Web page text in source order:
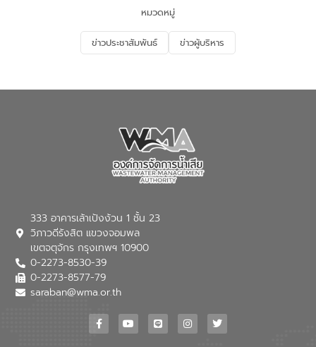
ด้านน้ำของประเทศ และเตรียมความพร้อม
รองรับการเติบโตของเมือง รวมถึงการ
ลงทุนในอุตสาหกรรมแห่งอนาคต ตลอดจน
มุ่งตอบโจทย์ความท้าทายจากวิกฤตการ
ในครั้งนี้เป็นการดึงจุดแข็งและความ
(อจน.) มาผสานกับประสบการณ์และ
เทคโนโลยีโครงข่ายน้ำครบวงจรในพื้นที่ EEC
ของอีสท์ วอเตอร์ เพื่อร่วมกันศึกษา
เทคโนโลยีการปรับปรุงคุณภาพน้ำ (Water
Reuse) และพัฒนารูปแบบการดำเนินงาน
ใช้น้ำที่พุ่งสูงขึ้นจากการขยายตัวของ
การองค์การจัดการน้ำเสีย กล่าวถึงภารกิจ
เพื่อสนับสนุนการพัฒนาเมืองอย่างยั่งยืน
ขณะที่ นายบดินทร์ อุดล กรรมการผู้อำนวย
หมวดหมู่
ข่าวประชาสัมพันธ์ ข่าวผู้บริหาร
333 อาคารเล้าเป้งง้วน 1 ชั้น 23
วิภาวดีรังสิต แขวงจอมพล
เขตจตุจักร กรุงเทพฯ 10900
0-2273-8530-39
0-2273-8577-79
saraban@wma.or.th